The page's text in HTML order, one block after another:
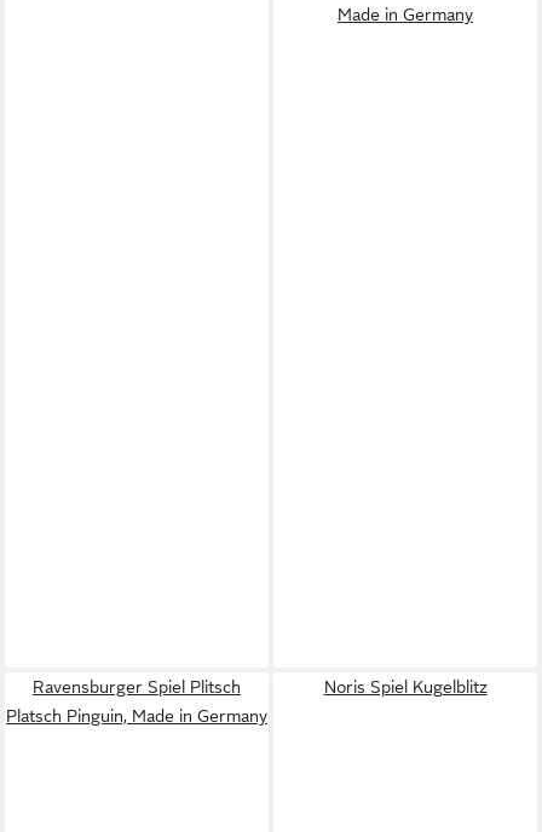
Made in Germany
Ravensburger Spiel Plitsch
Platsch Pinguin, Made in Germany
Noris Spiel Kugelblitz